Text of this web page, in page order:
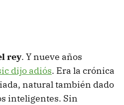
rey. Y nueve años
dijo adiós. Era la crónica
natural también dado
inteligentes. Sin